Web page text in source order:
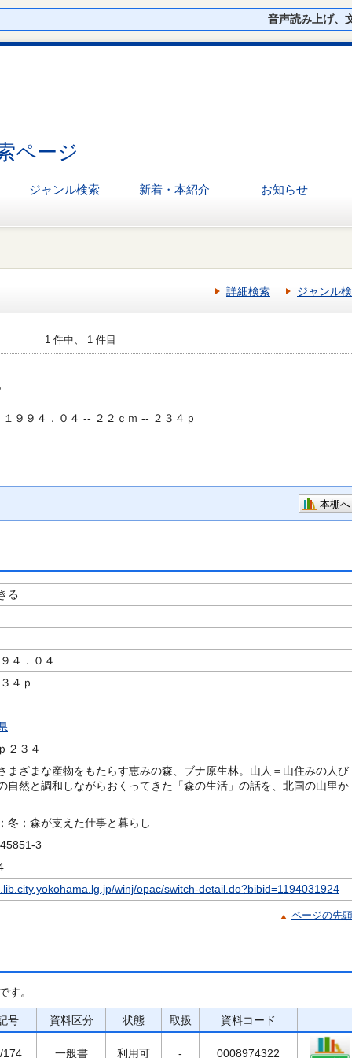
音声読み上げ、
ページ
ジャンル検索 新着・本紹介 お知らせ
詳細検索 ジャンル
1 件中、 1 件目
９９４．０４ -- ２２ｃｍ -- ２３４ｐ
本棚へ
る
４．０４
４ｐ
２３４
まざまな産物をもたらす恵みの森、ブナ原生林。山人＝山住みの人び
自然と調和しながらおくってきた「森の生活」の話を、北国の山里か
冬；森が支えた仕事と暮らし
3
winj/opac/switch-detail.do?bibid=1194031924
ページの先
す。
号 資料区分 状態 取扱 資料コード
174 一般書 利用可 - 0008974322